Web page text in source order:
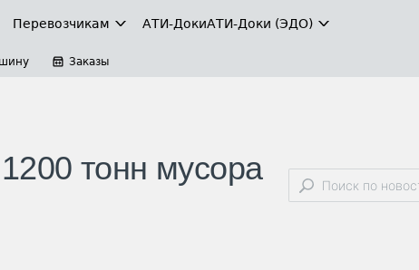
Перевозчикам АТИ-ДокиАТИ-Доки (ЭДО)
Заказы
тонн мусора